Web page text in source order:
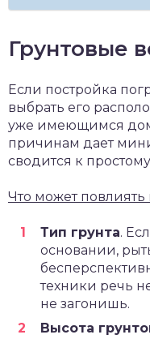
Грунтовые
Если постройка
выбрать его
уже имеющимся
причинам дает
сводится к
Что может
Тип грунта.
основании,
техники речь
не загонишь.
Высота